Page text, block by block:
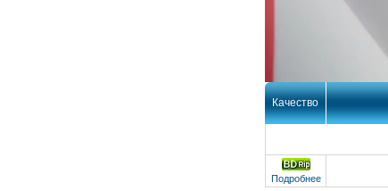
Качество
Подробнее